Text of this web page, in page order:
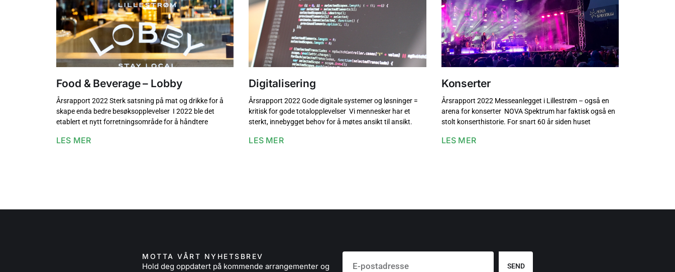
Food & Beverage – Lobby
Årsrapport 2022 Sterk satsning på mat og drikke for å
skape enda bedre besøksopplevelser I 2022 ble det
etablert et nytt forretningsområde for å håndtere
LES MER
Digitalisering
Årsrapport 2022 Gode digitale systemer og løsninger =
kritisk for gode totalopplevelser Vi mennesker har et
sterkt, innebygget behov for å møtes ansikt til ansikt.
LES MER
Konserter
Årsrapport 2022 Messeanlegget i Lillestrøm – også en
arena for konserter NOVA Spektrum har faktisk også en
stolt konserthistorie. For snart 60 år siden huset
LES MER
MOTTA VÅRT NYHETSBREV
Hold deg oppdatert på kommende arrangementer og
SEND